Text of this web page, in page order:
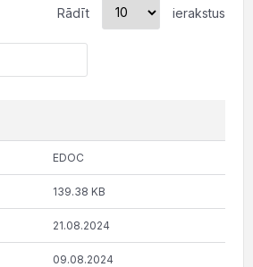
Rādīt ierakstus
EDOC
139.38 KB
21.08.2024
09.08.2024